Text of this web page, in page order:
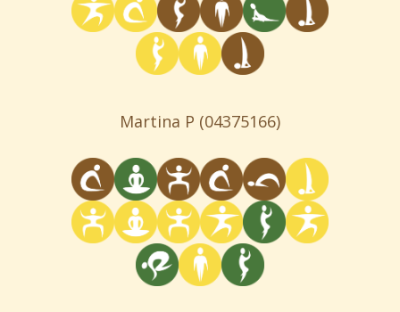
Martina P (04375166)